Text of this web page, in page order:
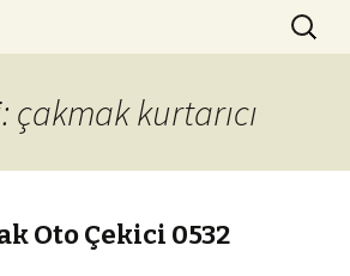
Kurtarma 0542
Araç Çekici Arama:
çakmak kurtarıcı
Oto Çekici 0532